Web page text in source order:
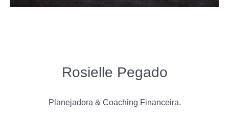
Rosielle Pegado
Planejadora & Coaching Financeira.